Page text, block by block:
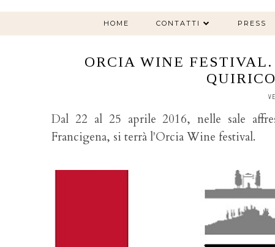
HOME CONTATTI PRESS
ORCIA WINE
Dal 22 al 25 aprile 2016, nelle sale
Francigena, si terrà l'Orcia Wine festival.